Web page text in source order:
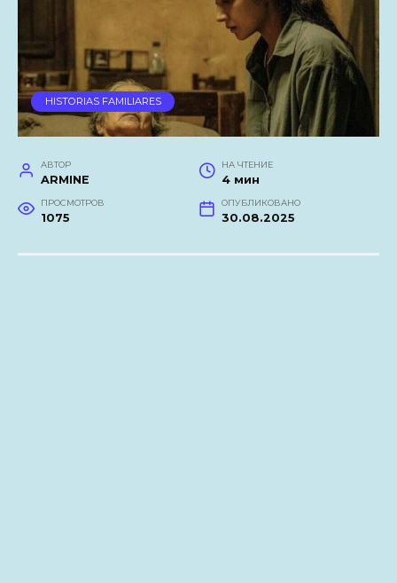
HISTORIAS FAMILIARES
АВТОР
ARMINE
НА ЧТЕНИЕ
4 мин
ПРОСМОТРОВ
1075
ОПУБЛИКОВАНО
30.08.2025